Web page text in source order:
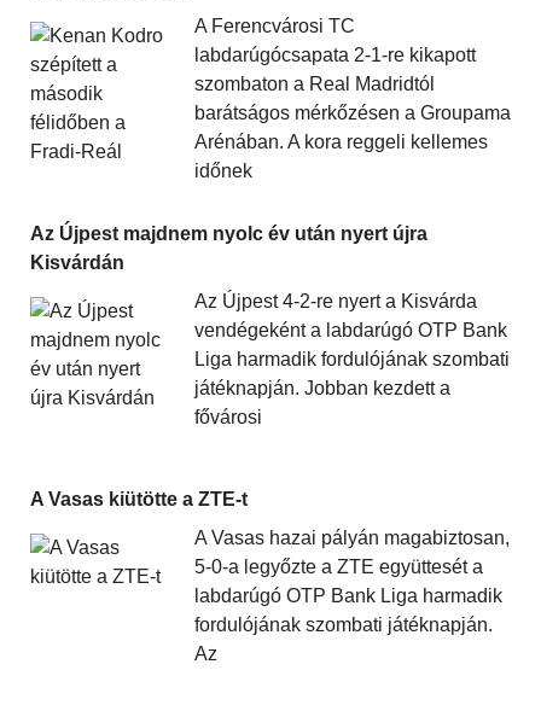
A Ferencvárosi TC
labdarúgócsapata 2-1-re kikapott
szombaton a Real Madridtól
barátságos mérkőzésen a Groupama
Arénában. A kora reggeli kellemes
időnek
Az Újpest majdnem nyolc év után nyert újra
Kisvárdán
Az Újpest 4-2-re nyert a Kisvárda
vendégeként a labdarúgó OTP Bank
Liga harmadik fordulójának szombati
játéknapján. Jobban kezdett a
fővárosi
A Vasas kiütötte a ZTE-t
A Vasas hazai pályán magabiztosan,
5-0-a legyőzte a ZTE együttesét a
labdarúgó OTP Bank Liga harmadik
fordulójának szombati játéknapján.
Az